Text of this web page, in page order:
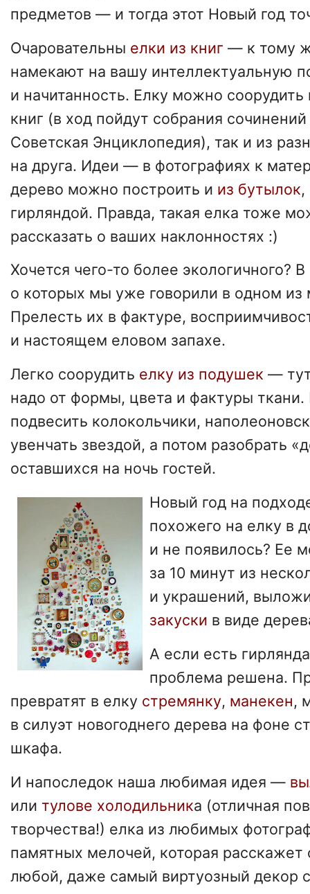
предметов — и тогда этот Новый год
Очаровательны елки из книг — к тому
намекают на вашу интеллектуальную
и начитанность. Елку можно соорудить
книг (в ход пойдут собрания
Советская Энциклопедия), так и из
на друга. Идеи — в фотографиях к
дерево можно построить и из бутылок,
гирляндой. Правда, такая елка тоже
рассказать о ваших наклонностях :)
Хочется чего-то более экологичного?
о которых мы уже говорили в одном из
Прелесть их в фактуре,
и настоящем еловом запахе.
Легко соорудить елку из подушек —
надо от формы, цвета и фактуры
подвесить колокольчики,
увенчать звездой, а потом разобрать
оставшихся на ночь гостей.
Новый год на
похожего на елку в
и не появилось? Ее
за 10 минут из
и украшений,
закуски в виде
А если есть
проблема решена.
превратят в елку стремянку, манекен,
в силуэт новогоднего дерева на фоне
шкафа.
И напоследок наша любимая идея —
или тулове холодильника (отличная
творчества!) елка из любимых
памятных мелочей, которая
любой, даже самый виртуозный декор